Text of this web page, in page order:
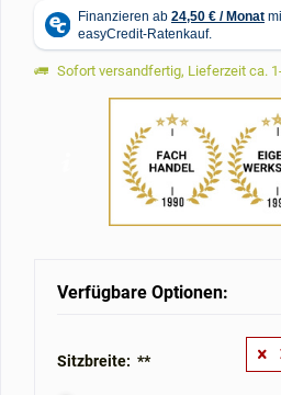
Sofort versandfertig, Lieferzeit ca.
Verfügbare Optionen:
Sitzbreite: **